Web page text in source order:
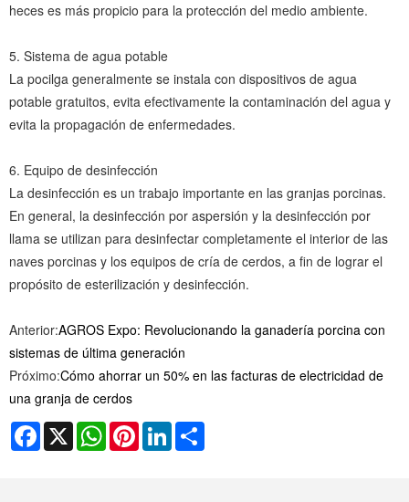
heces es más propicio para la protección del medio ambiente.
5. Sistema de agua potable
La pocilga generalmente se instala con dispositivos de agua
potable gratuitos, evita efectivamente la contaminación del agua y
evita la propagación de enfermedades.
6. Equipo de desinfección
La desinfección es un trabajo importante en las granjas porcinas.
En general, la desinfección por aspersión y la desinfección por
llama se utilizan para desinfectar completamente el interior de las
naves porcinas y los equipos de cría de cerdos, a fin de lograr el
propósito de esterilización y desinfección.
Anterior:AGROS Expo: Revolucionando la ganadería porcina con
sistemas de última generación
Próximo:Cómo ahorrar un 50% en las facturas de electricidad de
una granja de cerdos
Facebook
X WhatsAppPinterestLinkedIn